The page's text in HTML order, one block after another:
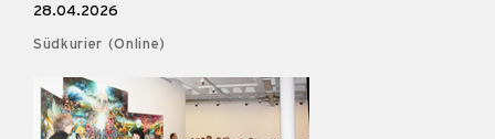
28.04.2026
Südkurier (Online)